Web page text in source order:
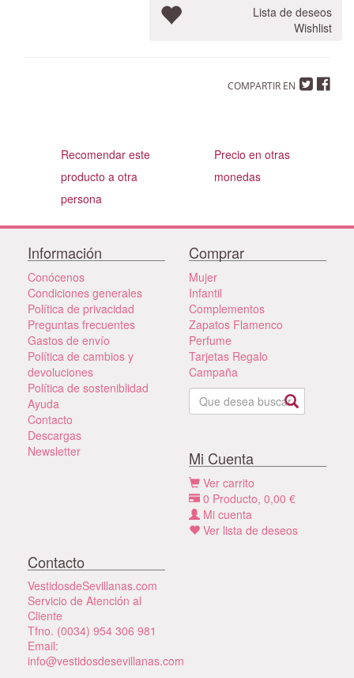
Lista de deseos
Wishlist
COMPARTIR EN
Recomendar este
producto a otra
persona
Precio en otras
monedas
Información
Conócenos
Condiciones generales
Política de privacidad
Preguntas frecuentes
Gastos de envío
Política de cambios y
devoluciones
Política de sosteniblidad
Ayuda
Contacto
Descargas
Newsletter
Comprar
Mujer
Infantil
Complementos
Zapatos Flamenco
Perfume
Tarjetas Regalo
Campaña
Mi Cuenta
Ver carrito
0 Producto, 0,00 €
Mi cuenta
Ver lista de deseos
Contacto
VestidosdeSevillanas.com
Servicio de Atención al
Cliente
Tfno. (0034) 954 306 981
Email:
info@vestidosdesevillanas.com